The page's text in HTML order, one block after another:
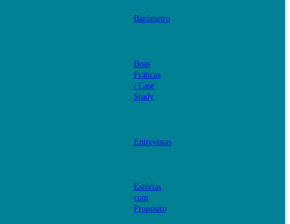
Barómetro
Boas
Práticas
/ Case
Study
Entrevistas
Estórias
com
Propósito